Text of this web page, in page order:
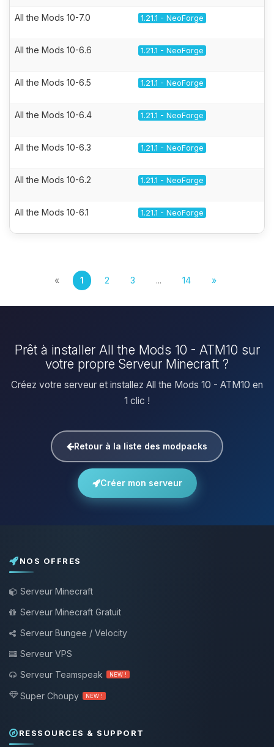
All the Mods 10-7.0 1.21.1 - NeoForge
All the Mods 10-6.6 1.21.1 - NeoForge
All the Mods 10-6.5 1.21.1 - NeoForge
All the Mods 10-6.4 1.21.1 - NeoForge
All the Mods 10-6.3 1.21.1 - NeoForge
All the Mods 10-6.2 1.21.1 - NeoForge
All the Mods 10-6.1 1.21.1 - NeoForge
« 1 2 3 ... 14 »
Prêt à installer All the Mods 10 - ATM10 sur
votre propre Serveur Minecraft ?
Créez votre serveur et installez All the Mods 10 - ATM10 en
1 clic !
Retour à la liste des modpacks
Créer mon serveur
NOS OFFRES
Serveur Minecraft
Serveur Minecraft Gratuit
Serveur Bungee / Velocity
Serveur VPS
Serveur Teamspeak
NEW !
Super Choupy NEW !
RESSOURCES & SUPPORT